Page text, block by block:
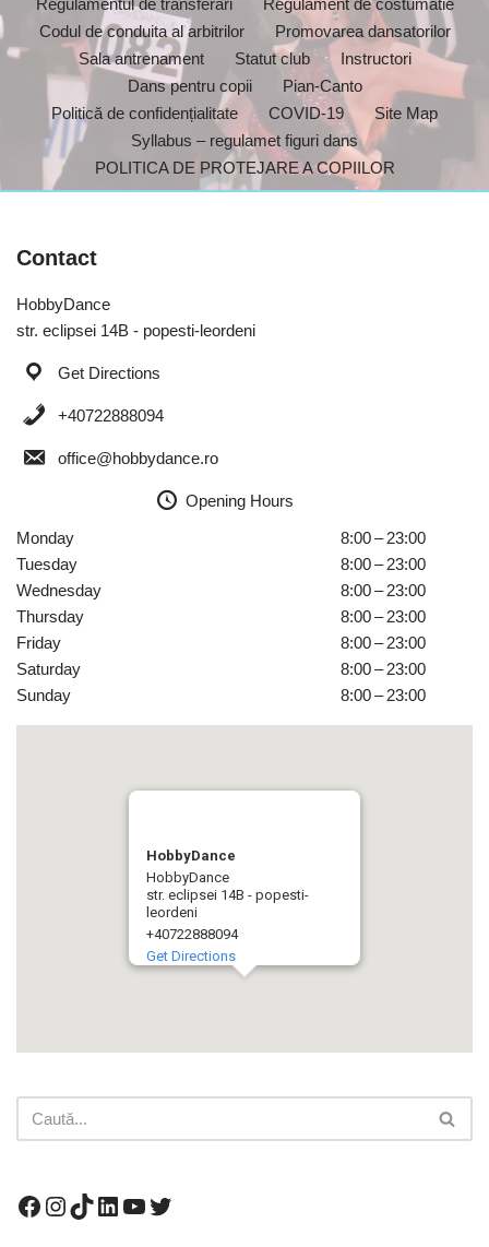
Codul de conduita al arbitrilor
Promovarea dansatorilor
Sala antrenament
Statut club
Instructori
Dans pentru copii
Pian-Canto
Politică de confidențialitate
COVID-19
Site Map
Syllabus – regulamet figuri dans
POLITICA DE PROTEJARE A COPIILOR
Contact
HobbyDance
str. eclipsei 14B - popesti-leordeni
Get Directions
+40722888094
office@hobbydance.ro
Opening Hours
Monday
8:00 – 23:00
Tuesday
8:00 – 23:00
Wednesday
8:00 – 23:00
Thursday
8:00 – 23:00
Friday
8:00 – 23:00
Saturday
8:00 – 23:00
Sunday
8:00 – 23:00
HobbyDance
HobbyDance
str. eclipsei 14B - popesti-
leordeni
+40722888094
Get Directions